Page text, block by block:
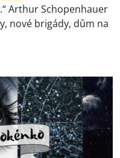
Arthur Schopenhauer
nové brigády, dům na